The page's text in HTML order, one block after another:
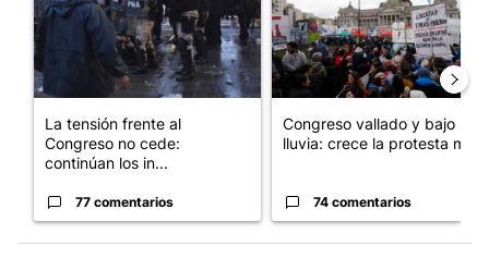
La tensión frente al
Congreso no cede:
continúan los in...
77 comentarios
Congreso vallado y bajo la
lluvia: crece la protesta mi...
74 comentarios